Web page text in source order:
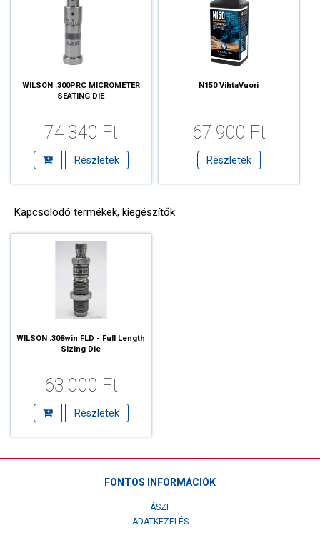
WILSON .300PRC MICROMETER
SEATING DIE
74.340 Ft
Részletek
N150 VihtaVuori
67.900 Ft
Részletek
Kapcsolodó termékek, kiegészítők
WILSON .308win FLD - Full Length
Sizing Die
63.000 Ft
Részletek
FONTOS INFORMÁCIÓK
ÁSZF
ADATKEZELÉS